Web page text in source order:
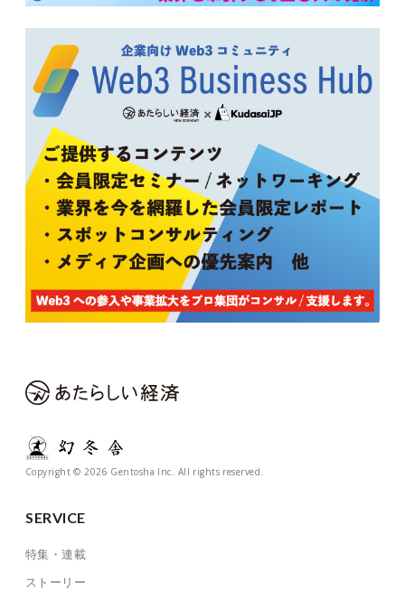
Copyright © 2026 Gentosha Inc. All rights reserved.
SERVICE
特集・連載
ストーリー